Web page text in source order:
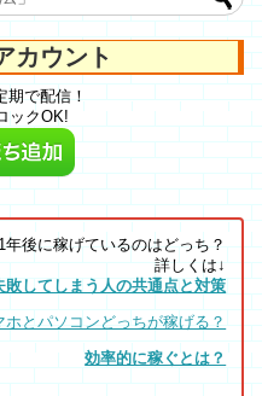
カウント
期で配信！
ックOK!
年後に稼げているのはどっち？
詳しくは↓
敗してしまう人の共通点と対策
ホとパソコンどっちが稼げる？
効率的に稼ぐとは？